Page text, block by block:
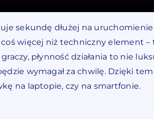
sekundę dłużej na
więcej niż techniczny element
płynność działania to nie
wymagał za chwilę. Dzięki
na laptopie, czy na smartfonie.